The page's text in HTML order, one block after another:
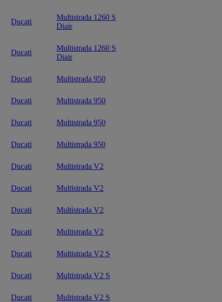
Ducati
Multistrada 1260 S
Diair
Ducati
Multistrada 1260 S
Diair
Ducati Multistrada 950
Ducati Multistrada 950
Ducati Multistrada 950
Ducati Multistrada 950
Ducati Multistrada V2
Ducati Multistrada V2
Ducati Multistrada V2
Ducati Multistrada V2
Ducati Multistrada V2 S
Ducati Multistrada V2 S
Ducati Multistrada V2 S